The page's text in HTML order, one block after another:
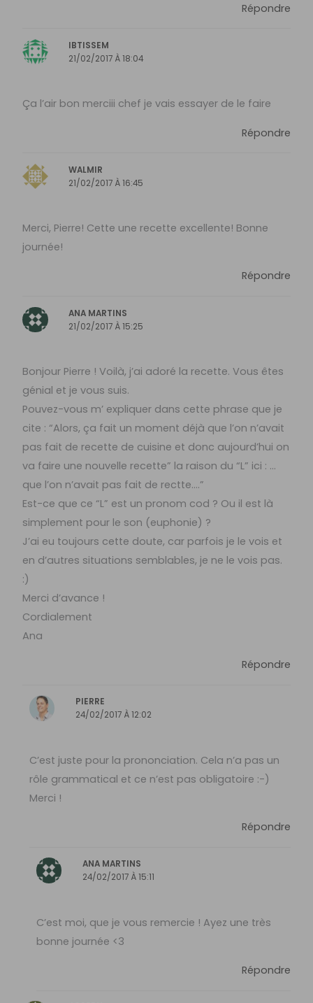
Répondre
IBTISSEM
21/02/2017 À 18:04
Ça l’air bon merciii chef je vais essayer de le faire
Répondre
WALMIR
21/02/2017 À 16:45
Merci, Pierre! Cette une recette excellente! Bonne
journée!
Répondre
ANA MARTINS
21/02/2017 À 15:25
Bonjour Pierre ! Voilà, j’ai adoré la recette. Vous êtes
génial et je vous suis.
Pouvez-vous m’ expliquer dans cette phrase que je
cite : “Alors, ça fait un moment déjà que l’on n’avait
pas fait de recette de cuisine et donc aujourd’hui on
va faire une nouvelle recette” la raison du “L” ici : …
que l’on n’avait pas fait de rectte….”
Est-ce que ce “L” est un pronom cod ? Ou il est là
simplement pour le son (euphonie) ?
J’ai eu toujours cette doute, car parfois je le vois et
en d’autres situations semblables, je ne le vois pas.
:)
Merci d’avance !
Cordialement
Ana
Répondre
PIERRE
24/02/2017 À 12:02
C’est juste pour la prononciation. Cela n’a pas un
rôle grammatical et ce n’est pas obligatoire :-)
Merci !
Répondre
ANA MARTINS
24/02/2017 À 15:11
C’est moi, que je vous remercie ! Ayez une très
bonne journée <3
Répondre